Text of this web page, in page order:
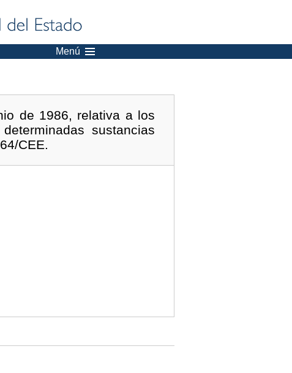
Menú
de 1986, relativa a los
sustancias
CEE.